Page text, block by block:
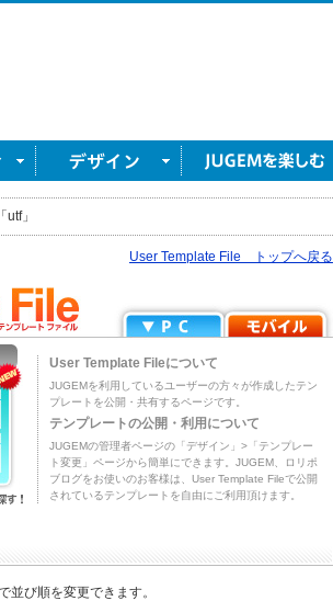
」
User Template File トップへ戻る
User Template Fileについて
JUGEMを利用しているユーザーの方々が作成したテン
プレートを公開・共有するページです。
テンプレートの公開・利用について
JUGEMの管理者ページの「デザイン」>「テンプレー
ト変更」ページから簡単にできます。JUGEM、ロリポ
ブログをお使いのお客様は、User Template Fileで公開
されているテンプレートを自由にご利用頂けます。
並び順を変更できます。